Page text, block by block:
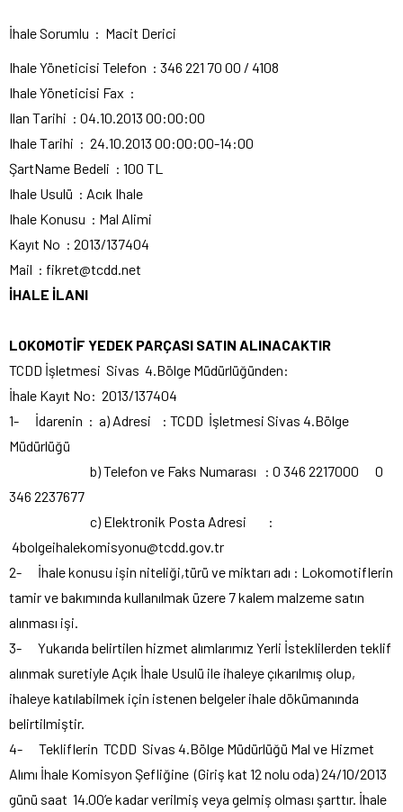
İhale Sorumlu : Macit Derici
Ihale Yöneticisi Telefon : 346 221 70 00 / 4108
Ihale Yöneticisi Fax :
Ilan Tarihi : 04.10.2013 00:00:00
Ihale Tarihi : 24.10.2013 00:00:00-14:00
ŞartName Bedeli : 100 TL
Ihale Usulü : Acık Ihale
Ihale Konusu : Mal Alimi
Kayıt No : 2013/137404
Mail : fikret@tcdd.net
İHALE İLANI
LOKOMOTİF YEDEK PARÇASI SATIN ALINACAKTIR
TCDD İşletmesi Sivas 4.Bölge Müdürlüğünden:
İhale Kayıt No: 2013/137404
1- İdarenin : a) Adresi : TCDD İşletmesi Sivas 4.Bölge
Müdürlüğü
b) Telefon ve Faks Numarası : 0 346 2217000 0
346 2237677
c) Elektronik Posta Adresi :
4bolgeihalekomisyonu@tcdd.gov.tr
2- İhale konusu işin niteliği,türü ve miktarı adı : Lokomotiflerin
tamir ve bakımında kullanılmak üzere 7 kalem malzeme satın
alınması işi.
3- Yukarıda belirtilen hizmet alımlarımız Yerli İsteklilerden teklif
alınmak suretiyle Açık İhale Usulü ile ihaleye çıkarılmış olup,
ihaleye katılabilmek için istenen belgeler ihale dökümanında
belirtilmiştir.
4- Tekliflerin TCDD Sivas 4.Bölge Müdürlüğü Mal ve Hizmet
Alımı İhale Komisyon Şefliğine (Giriş kat 12 nolu oda) 24/10/2013
günü saat 14.00’e kadar verilmiş veya gelmiş olması şarttır. İhale